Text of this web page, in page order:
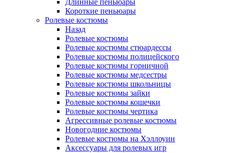
Длинные пеньюары
Короткие пеньюары
Ролевые костюмы
Назад
Ролевые костюмы
Ролевые костюмы стюардессы
Ролевые костюмы полицейского
Ролевые костюмы горничной
Ролевые костюмы медсестры
Ролевые костюмы школьницы
Ролевые костюмы зайки
Ролевые костюмы кошечки
Ролевые костюмы чертика
Агрессивные ролевые костюмы
Новогодние костюмы
Ролевые костюмы на Хэллоуин
Аксессуары для ролевых игр